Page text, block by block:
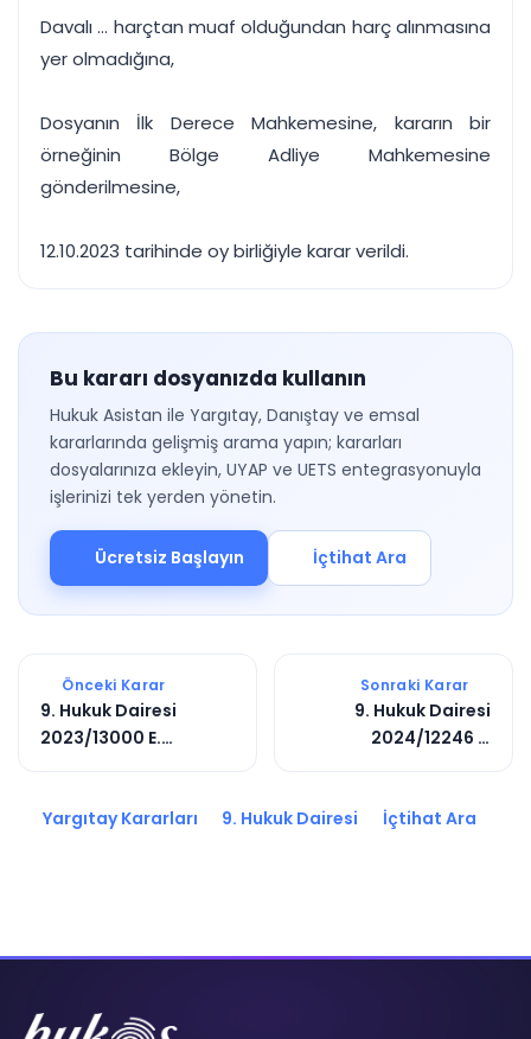
Davalı ... harçtan muaf olduğundan harç alınmasına
yer olmadığına,
Dosyanın İlk Derece Mahkemesine, kararın bir
örneğinin Bölge Adliye Mahkemesine
gönderilmesine,
12.10.2023 tarihinde oy birliğiyle karar verildi.
Bu kararı dosyanızda kullanın
Hukuk Asistan ile Yargıtay, Danıştay ve emsal
kararlarında gelişmiş arama yapın; kararları
dosyalarınıza ekleyin, UYAP ve UETS entegrasyonuyla
işlerinizi tek yerden yönetin.
Ücretsiz Başlayın İçtihat Ara
Önceki Karar
9. Hukuk Dairesi
2023/13000 E.
Sonraki Karar
9. Hukuk Dairesi
2024/12246 E.
Yargıtay Kararları 9. Hukuk Dairesi İçtihat Ara